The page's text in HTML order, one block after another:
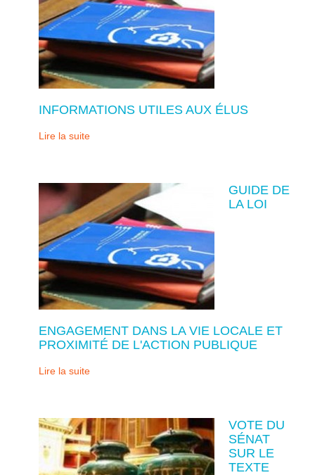
INFORMATIONS UTILES AUX ÉLUS
Lire la suite
GUIDE DE
LA LOI
ENGAGEMENT DANS LA VIE LOCALE ET
PROXIMITÉ DE L'ACTION PUBLIQUE
Lire la suite
VOTE DU
SÉNAT
SUR LE
TEXTE